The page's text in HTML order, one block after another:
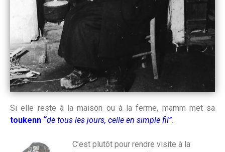
Si elle reste à la maison ou à la ferme, mamm met sa
toukenn “de tous les jours, celle en simple fil”.
C’est plutôt pour rendre visite à la